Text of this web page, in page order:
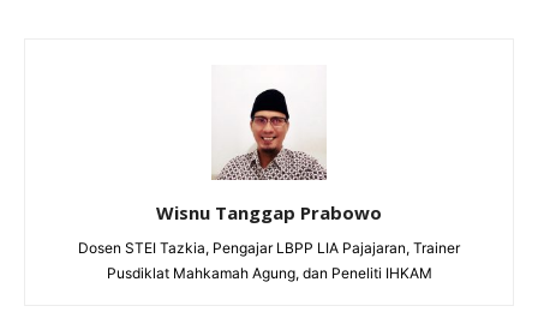
Wisnu Tanggap Prabowo
Dosen STEI Tazkia, Pengajar LBPP LIA Pajajaran, Trainer
Pusdiklat Mahkamah Agung, dan Peneliti IHKAM